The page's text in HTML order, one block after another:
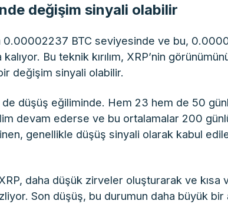
değişim sinyali olabilir
0.00002237 BTC seviyesinde ve bu,
Bu teknik kırılım, XRP’nin
değişim sinyali olabilir.
düşüş eğiliminde. Hem 23 hem de 50
devam ederse ve bu ortalamalar 200
genellikle düşüş sinyali olarak kabul
daha düşük zirveler oluşturarak ve kısa
Son düşüş, bu durumun daha büyük bir